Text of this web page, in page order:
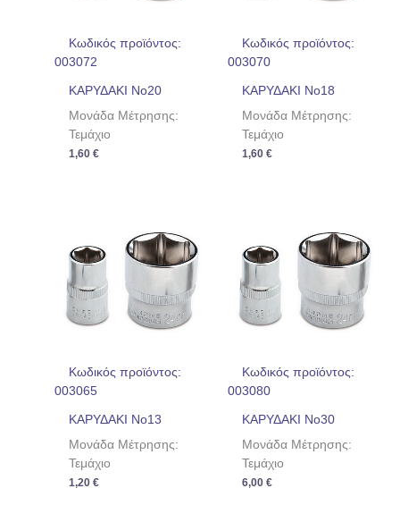
Κωδικός προϊόντος:
003072
ΚΑΡΥΔΑΚΙ No20
Μονάδα Μέτρησης:
Τεμάχιο
1,60€
Κωδικός προϊόντος:
003070
ΚΑΡΥΔΑΚΙ No18
Μονάδα Μέτρησης:
Τεμάχιο
1,60 €
Κωδικός προϊόντος:
003065
ΚΑΡΥΔΑΚΙ No13
Μονάδα Μέτρησης:
Τεμάχιο
1,20€
Κωδικός προϊόντος:
003080
ΚΑΡΥΔΑΚΙ No30
Μονάδα Μέτρησης:
Τεμάχιο
6,00 €